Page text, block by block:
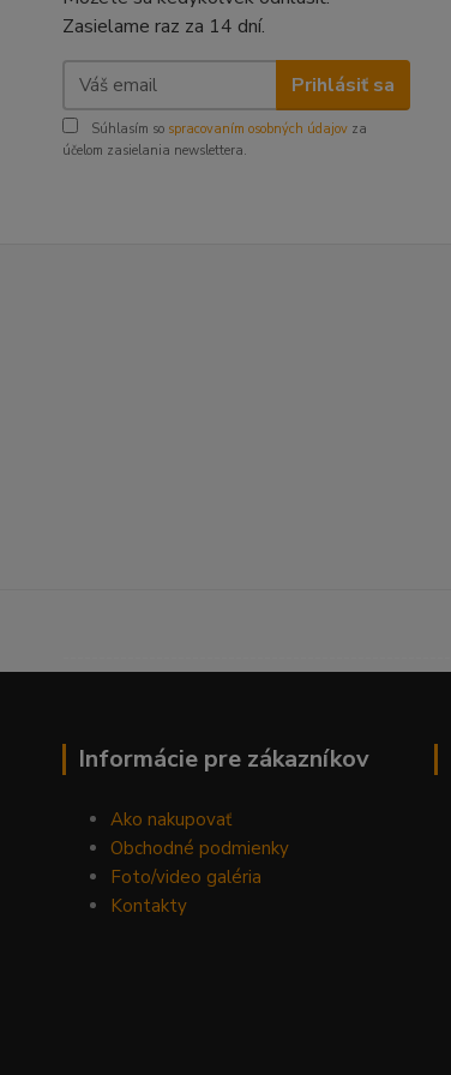
Zasielame raz za 14 dní.
Prihlásiť sa
Súhlasím so spracovaním osobných údajov za
účelom zasielania newslettera.
Informácie pre zákazníkov
Ako nakupovať
Obchodné podmienky
Foto/video galéria
Kontakty